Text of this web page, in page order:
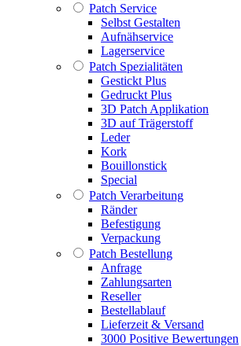
Patch Service
Selbst Gestalten
Aufnähservice
Lagerservice
Patch Spezialitäten
Gestickt Plus
Gedruckt Plus
3D Patch Applikation
3D auf Trägerstoff
Leder
Kork
Bouillonstick
Special
Patch Verarbeitung
Ränder
Befestigung
Verpackung
Patch Bestellung
Anfrage
Zahlungsarten
Reseller
Bestellablauf
Lieferzeit & Versand
3000 Positive Bewertungen